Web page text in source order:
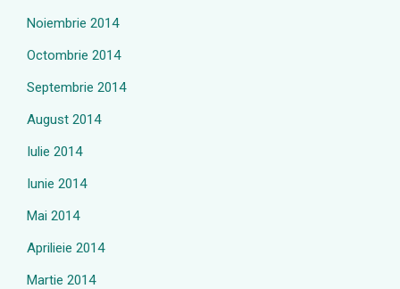
Noiembrie 2014
Octombrie 2014
Septembrie 2014
August 2014
Iulie 2014
Iunie 2014
Mai 2014
Aprilieie 2014
Martie 2014